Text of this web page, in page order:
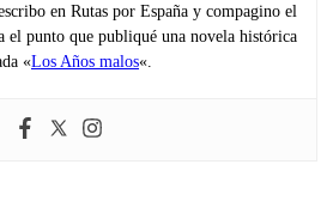
en Rutas por España y compagino el
el punto que publiqué una novela histórica
«Los Años malos«.